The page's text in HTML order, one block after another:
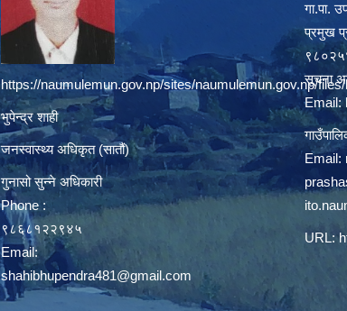
https://naumulemun.gov.np/sites/naumulemun.gov.np/
भुपेन्द्र शाही
जनस्वास्थ्य अधिकृत (सातौं)
गुनासो सुन्ने अधिकारी
Phone :
९८६८१२२९४५
Email:
shahibhupendra481@gmail.com
गा.पा.
प्रमुख
सूचना
Email:
Email:
URL: